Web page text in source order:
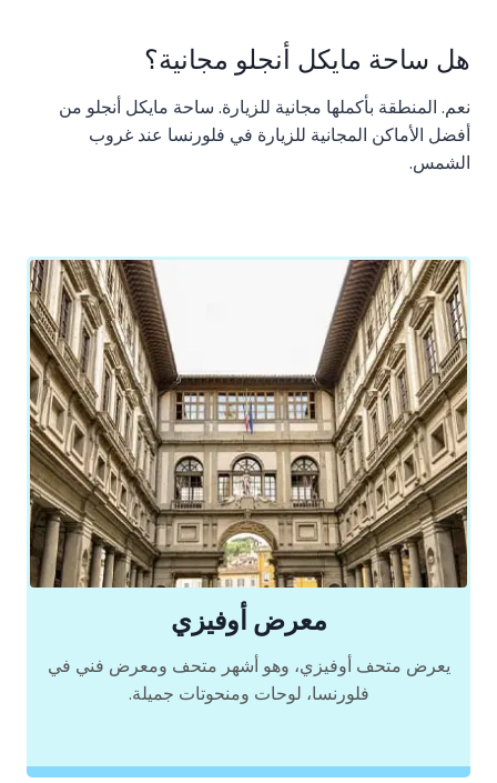
هل ساحة مايكل أنجلو مجانية؟
نعم. المنطقة بأكملها مجانية للزيارة. ساحة مايكل أنجلو من
أفضل الأماكن المجانية للزيارة في فلورنسا عند غروب
الشمس.
معرض أوفيزي
يعرض متحف أوفيزي، وهو أشهر متحف ومعرض فني في
فلورنسا، لوحات ومنحوتات جميلة.